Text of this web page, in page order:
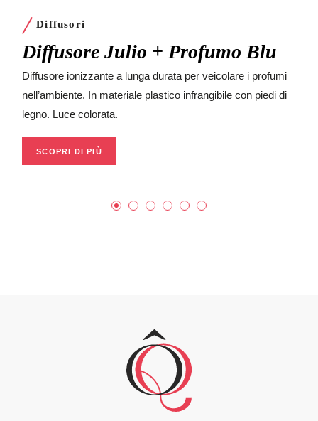
Diffusori
Diffusore Julio + Profumo Blu
Diffusore ionizzante a lunga durata per veicolare i profumi
nell’ambiente. In materiale plastico infrangibile con piedi di
legno. Luce colorata.
SCOPRI DI PIÙ